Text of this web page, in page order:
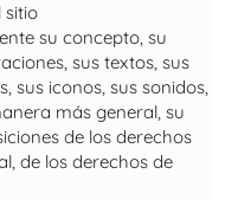
sitio
su concepto, su
sus textos, sus
sus iconos, sus sonidos,
más general, su
de los derechos
de los derechos de